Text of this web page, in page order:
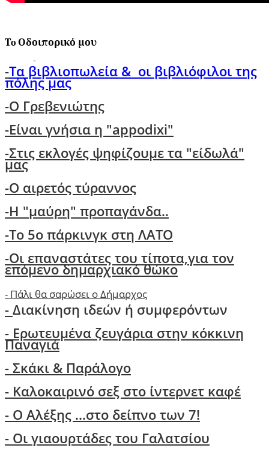
Τo Οδοιπορικό μου
-Τα βιβλιοπωλεία & οι βιβλιόφιλοι της
πόλης μας
-O Γρεβενιώτης
-Είναι γνήσια η "appodixi"
-Στις εκλογές ψηφίζουμε τα "είδωλά"
μας
-Ο αιρετός τύραννος
-H "μαύρη" προπαγάνδα..
-Το 5ο πάρκινγκ στη ΛΑΤΟ
-Οι επαναστάτες του τίποτα,για τον
επόμενο δημαρχιακό θώκο
- Πάλι θα σαρώσει ο Δήμαρχος
-Διακίνηση ιδεών ή συμφερόντων
- Ερωτευμένα ζευγάρια στην κόκκινη
Παναγιά
- Σκάκι & Παράλογο
- Kαλοκαιρινό σεξ στο ίντερνετ καφέ
- Ο Aλέξης ...στο δείπνο των 7!
- Οι γιαουρτάδες του Γαλατσίου